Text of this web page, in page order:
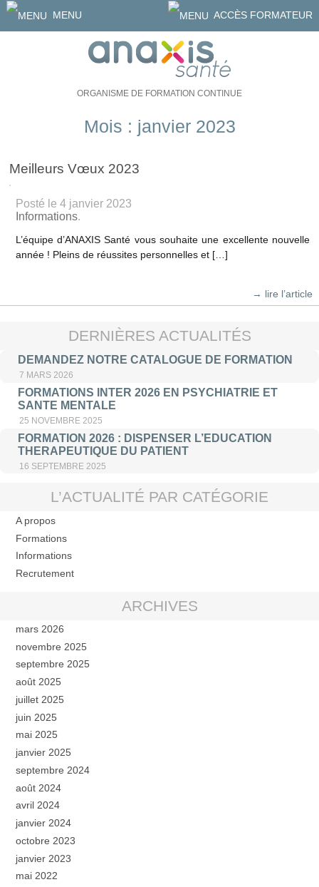
MENU ACCÈS FORMATEUR
ORGANISME DE FORMATION CONTINUE
Mois : janvier 2023
Meilleurs Vœux 2023
Posté le 4 janvier 2023
Informations.
L’équipe d’ANAXIS Santé vous souhaite une excellente nouvelle
année ! Pleins de réussites personnelles et […]
→ lire l’article
DERNIÈRES ACTUALITÉS
DEMANDEZ NOTRE CATALOGUE DE FORMATION
7 MARS 2026
FORMATIONS INTER 2026 EN PSYCHIATRIE ET
SANTE MENTALE
25 NOVEMBRE 2025
FORMATION 2026 : DISPENSER L’EDUCATION
THERAPEUTIQUE DU PATIENT
16 SEPTEMBRE 2025
L’ACTUALITÉ PAR CATÉGORIE
A propos
Formations
Informations
Recrutement
ARCHIVES
mars 2026
novembre 2025
septembre 2025
août 2025
juillet 2025
juin 2025
mai 2025
janvier 2025
septembre 2024
août 2024
avril 2024
janvier 2024
octobre 2023
janvier 2023
mai 2022